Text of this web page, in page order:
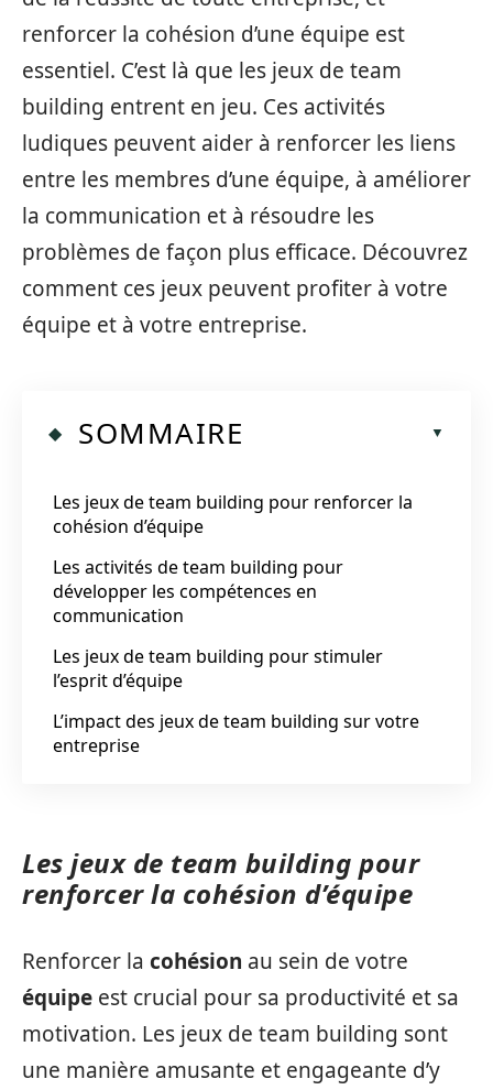
renforcer la cohésion d’une équipe est
essentiel. C’est là que les jeux de team
building entrent en jeu. Ces activités
ludiques peuvent aider à renforcer les liens
entre les membres d’une équipe, à améliorer
la communication et à résoudre les
problèmes de façon plus efficace. Découvrez
comment ces jeux peuvent profiter à votre
équipe et à votre entreprise.
SOMMAIRE
Les jeux de team building pour renforcer la
cohésion d’équipe
Les activités de team building pour
développer les compétences en
communication
Les jeux de team building pour stimuler
l’esprit d’équipe
L’impact des jeux de team building sur votre
entreprise
Les jeux de team building pour
renforcer la cohésion d’équipe
Renforcer la cohésion au sein de votre
équipe est crucial pour sa productivité et sa
motivation. Les jeux de team building sont
une manière amusante et engageante d’y